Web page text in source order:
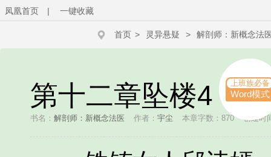
凤凰首页 | 一键收藏
首页 > 灵异悬疑 > 解剖师：新概念法
第十二章坠楼4 上班族必备
Word模式
书名： 解剖师：新概念法医 作者： 宇尘 本章字数：870 创建时